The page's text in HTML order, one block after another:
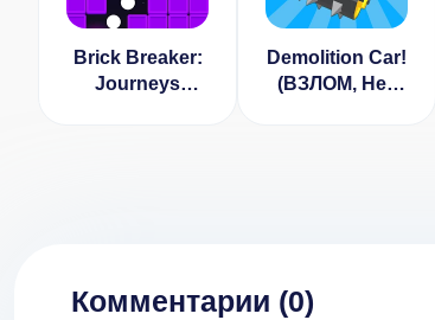
Brick Breaker:
Journeys
Demolition Car!
(ВЗЛОМ, Нет
Комментарии (0)